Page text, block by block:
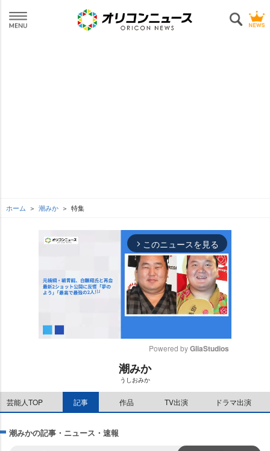
ホーム 潮みか 特集
arrow_forward_ios このニュースを見る
Powered by GliaStudios
潮みか
うしおみか
芸能人TOP 記事 作品 TV出演 ドラマ出演
潮みかの記事・ニュース・速報